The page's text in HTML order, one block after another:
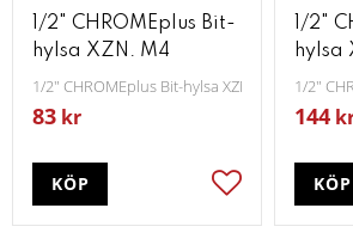
1/2" CHROMEplus Bit-
hylsa XZN. M4
1/2" CHROMEplus Bit-hylsa XZN M4
83 kr
Lägg till i
KÖP
1/2"
hylsa
1/2"
144
KÖP